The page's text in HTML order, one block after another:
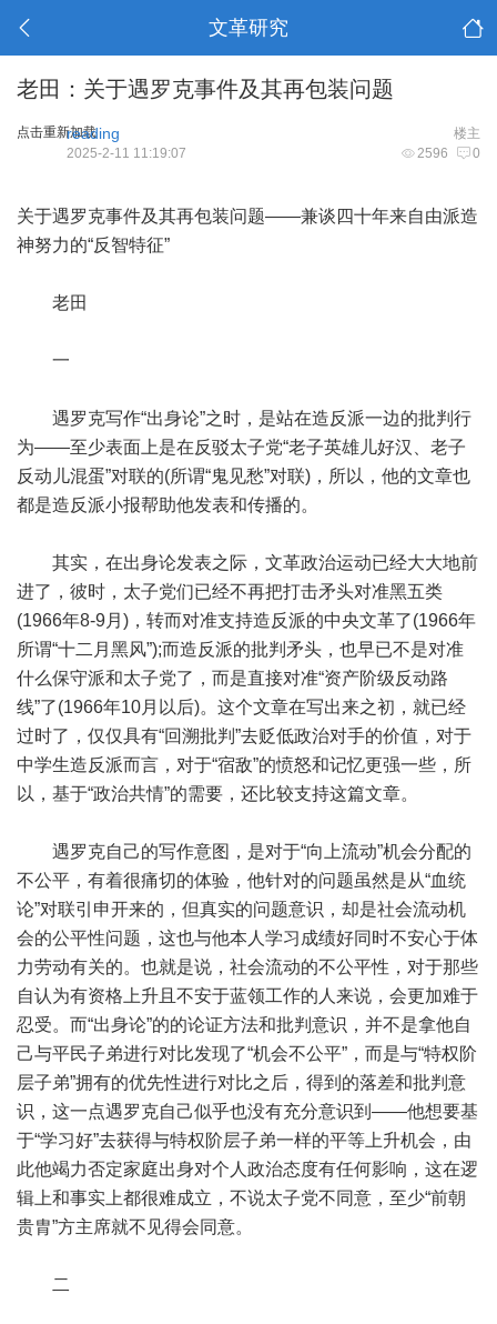
文革研究
老田：关于遇罗克事件及其再包装问题
点击重新加载 楼主
reading
2596 0
2025-2-11 11:19:07
关于遇罗克事件及其再包装问题——兼谈四十年来自由派造
神努力的“反智特征”
老田
一
遇罗克写作“出身论”之时，是站在造反派一边的批判行
为——至少表面上是在反驳太子党“老子英雄儿好汉、老子
反动儿混蛋”对联的(所谓“鬼见愁”对联)，所以，他的文章也
都是造反派小报帮助他发表和传播的。
其实，在出身论发表之际，文革政治运动已经大大地前
进了，彼时，太子党们已经不再把打击矛头对准黑五类
(1966年8-9月)，转而对准支持造反派的中央文革了(1966年
所谓“十二月黑风”);而造反派的批判矛头，也早已不是对准
什么保守派和太子党了，而是直接对准“资产阶级反动路
线”了(1966年10月以后)。这个文章在写出来之初，就已经
过时了，仅仅具有“回溯批判”去贬低政治对手的价值，对于
中学生造反派而言，对于“宿敌”的愤怒和记忆更强一些，所
以，基于“政治共情”的需要，还比较支持这篇文章。
遇罗克自己的写作意图，是对于“向上流动”机会分配的
不公平，有着很痛切的体验，他针对的问题虽然是从“血统
论”对联引申开来的，但真实的问题意识，却是社会流动机
会的公平性问题，这也与他本人学习成绩好同时不安心于体
力劳动有关的。也就是说，社会流动的不公平性，对于那些
自认为有资格上升且不安于蓝领工作的人来说，会更加难于
忍受。而“出身论”的的论证方法和批判意识，并不是拿他自
己与平民子弟进行对比发现了“机会不公平”，而是与“特权阶
层子弟”拥有的优先性进行对比之后，得到的落差和批判意
识，这一点遇罗克自己似乎也没有充分意识到——他想要基
于“学习好”去获得与特权阶层子弟一样的平等上升机会，由
此他竭力否定家庭出身对个人政治态度有任何影响，这在逻
辑上和事实上都很难成立，不说太子党不同意，至少“前朝
贵胄”方主席就不见得会同意。
二